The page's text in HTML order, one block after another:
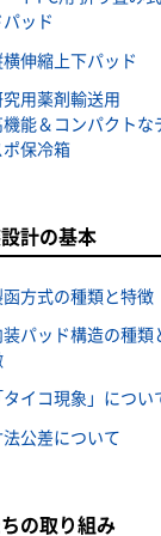
パッド
伸縮上下パッド
用薬剤輸送用
機能＆コンパクトな
ポ保冷箱
計の基本
方式の種類と特徴
装パッド構造の種類
タイコ現象」につい
公差について
の取り組み